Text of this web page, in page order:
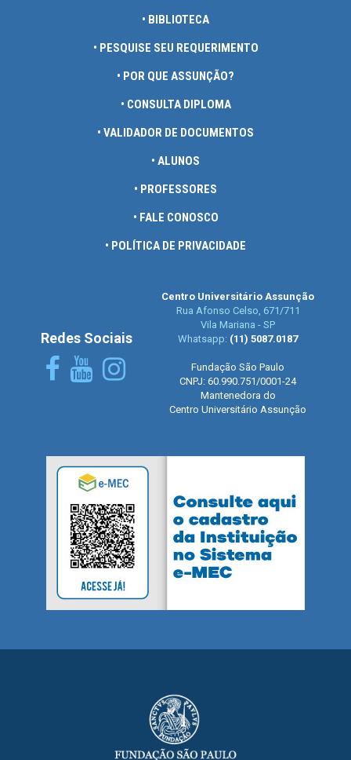
• BIBLIOTECA
• PESQUISE SEU REQUERIMENTO
• POR QUE ASSUNÇÃO?
• CONSULTA DIPLOMA
• VALIDADOR DE DOCUMENTOS
• ALUNOS
• PROFESSORES
• FALE CONOSCO
• POLÍTICA DE PRIVACIDADE
Redes Sociais
Centro Universitário Assunção
Rua Afonso Celso, 671/711
Vila Mariana - SP
Whatsapp: (11) 5087.0187
Fundação São Paulo
CNPJ: 60.990.751/0001-24
Mantenedora do
Centro Universitário Assunção